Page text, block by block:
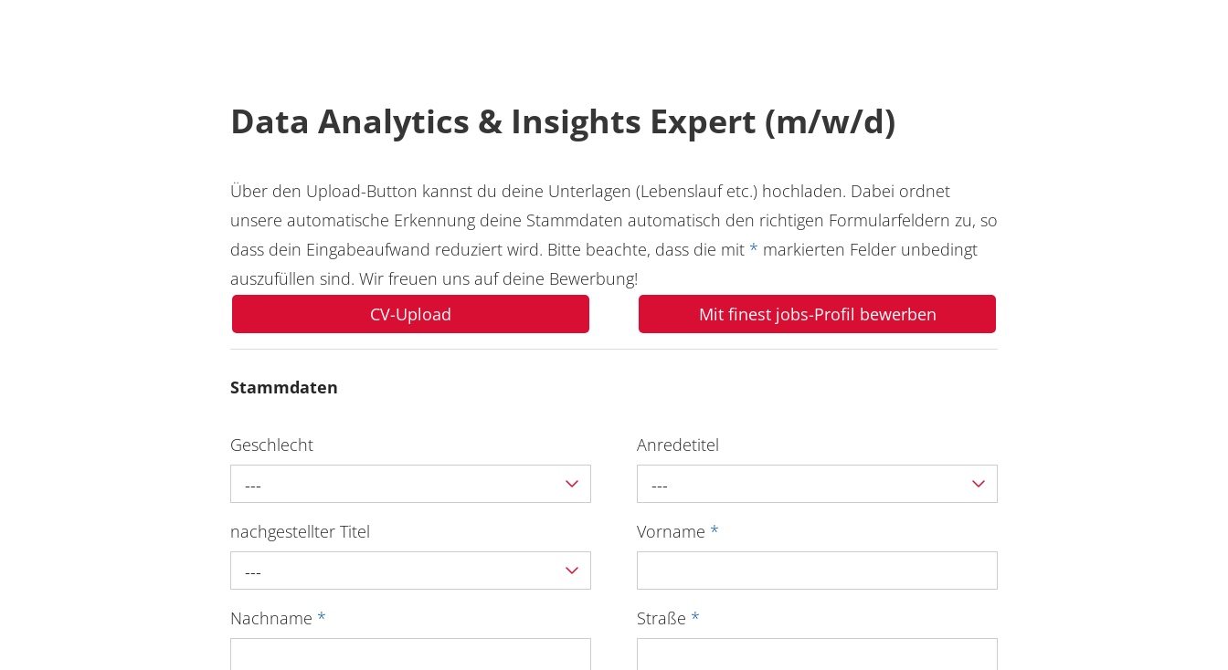
Data Analytics & Insights Expert (m/w/d)
Über den Upload-Button kannst du deine Unterlagen (Lebenslauf etc.) hochladen. Dabei ordnet
unsere automatische Erkennung deine Stammdaten automatisch den richtigen Formularfeldern zu, so
dass dein Eingabeaufwand reduziert wird. Bitte beachte, dass die mit * markierten Felder unbedingt
auszufüllen sind. Wir freuen uns auf deine Bewerbung!
CV-Upload
Mit finest jobs-Profil bewerben
Stammdaten
Geschlecht
---
Anredetitel
---
nachgestellter Titel
---
Vorname *
Nachname * Straße *